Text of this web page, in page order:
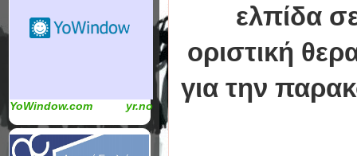
ελπίδα
οριστική
για την
YoWindow.com yr.no